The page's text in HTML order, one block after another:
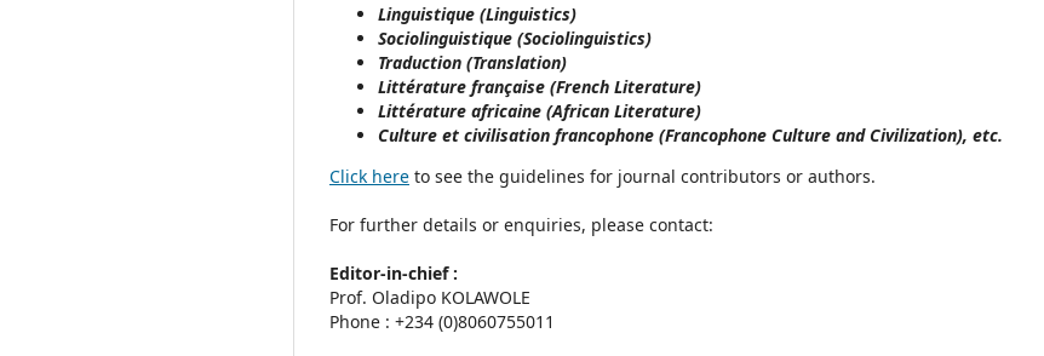
Linguistique (Linguistics)
Sociolinguistique (Sociolinguistics)
Traduction (Translation)
Littérature française (French Literature)
Littérature africaine (African Literature)
Culture et civilisation francophone (Francophone Culture and Civilization), etc.
Click here to see the guidelines for journal contributors or authors.
For further details or enquiries, please contact:
Editor-in-chief :
Prof. Oladipo KOLAWOLE
Phone : +234 (0)8060755011